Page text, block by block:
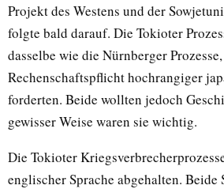
Projekt des Westens und der
folgte bald darauf. Die Tokioter
dasselbe wie die Nürnberger
Rechenschaftspflicht hochrangiger
forderten. Beide wollten jedoch
gewisser Weise waren sie wichtig.
Die Tokioter
englischer Sprache abgehalten.